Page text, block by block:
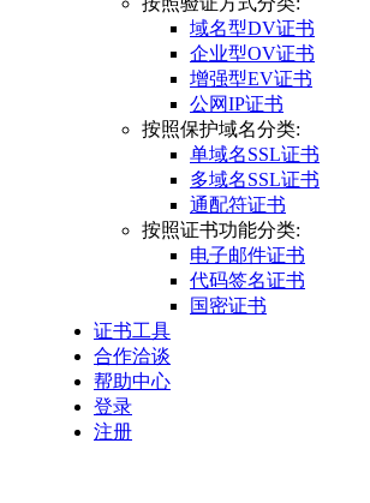
域名型DV证书
企业型OV证书
增强型EV证书
公网IP证书
按照保护域名分类:
单域名SSL证书
多域名SSL证书
通配符证书
按照证书功能分类:
电子邮件证书
代码签名证书
国密证书
证书工具
合作洽谈
帮助中心
登录
注册